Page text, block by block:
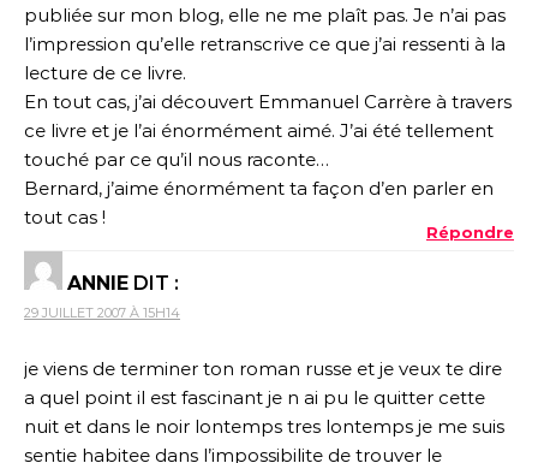
publiée sur mon blog, elle ne me plaît pas. Je n’ai pas
l’impression qu’elle retranscrive ce que j’ai ressenti à la
lecture de ce livre.
En tout cas, j’ai découvert Emmanuel Carrère à travers
ce livre et je l’ai énormément aimé. J’ai été tellement
touché par ce qu’il nous raconte…
Bernard, j’aime énormément ta façon d’en parler en
tout cas !
Répondre
ANNIE DIT :
29 JUILLET 2007 À 15H14
je viens de terminer ton roman russe et je veux te dire
a quel point il est fascinant je n ai pu le quitter cette
nuit et dans le noir lontemps tres lontemps je me suis
sentie habitee dans l’impossibilite de trouver le